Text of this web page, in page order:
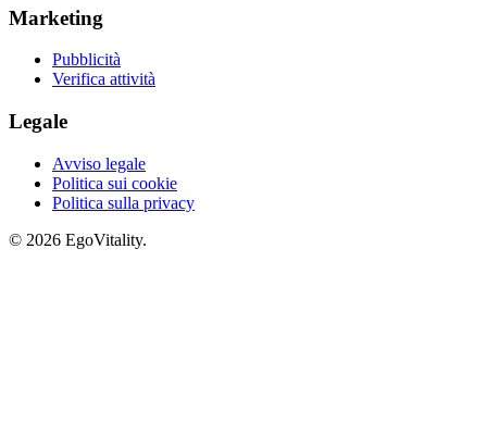
Marketing
Pubblicità
Verifica attività
Legale
Avviso legale
Politica sui cookie
Politica sulla privacy
© 2026 EgoVitality.